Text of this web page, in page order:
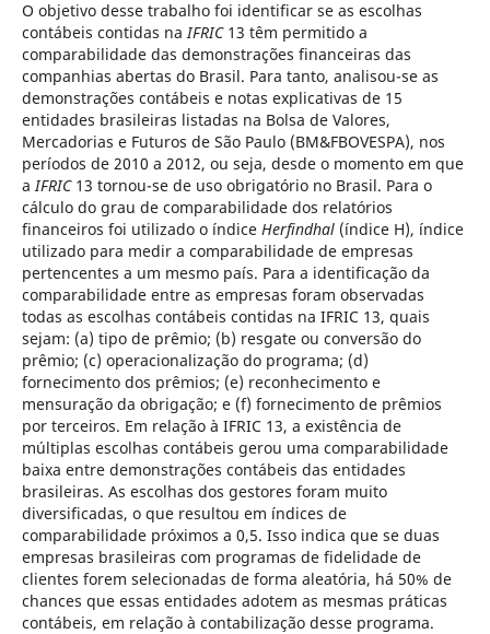
O objetivo desse trabalho foi identificar se as escolhas
contábeis contidas naIFRIC13 têm permitido a
comparabilidade das demonstrações financeiras das
companhias abertas do Brasil. Para tanto, analisou-se as
demonstrações contábeis e notas explicativas de 15
entidades brasileiras listadas na Bolsa de Valores,
Mercadorias e Futuros de São Paulo (BM&FBOVESPA), nos
períodos de 2010 a 2012, ou seja, desde o momento em que
aIFRIC13 tornou-se de uso obrigatório no Brasil. Para o
cálculo do grau de comparabilidade dos relatórios
financeiros foi utilizado o índice Herfindhal (índice H), índice
utilizado para medir a comparabilidade de empresas
pertencentes a um mesmo país. Para a identificação da
comparabilidade entre as empresas foram observadas
todas as escolhas contábeis contidas na IFRIC 13, quais
sejam: (a) tipo de prêmio; (b) resgate ou conversão do
prêmio; (c) operacionalização do programa; (d)
fornecimento dos prêmios; (e) reconhecimento e
mensuração da obrigação; e (f) fornecimento de prêmios
por terceiros. Em relação à IFRIC 13, a existência de
múltiplas escolhas contábeis gerou uma comparabilidade
baixa entre demonstrações contábeis das entidades
brasileiras. As escolhas dos gestores foram muito
diversificadas, o que resultou em índices de
comparabilidade próximos a 0,5. Isso indica que se duas
empresas brasileiras com programas de fidelidade de
clientes forem selecionadas de forma aleatória, há 50% de
chances que essas entidades adotem as mesmas práticas
contábeis, em relação à contabilização desse programa.